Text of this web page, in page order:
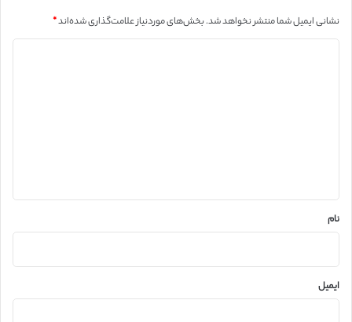
نشانی ایمیل شما منتشر نخواهد شد.بخش‌های موردنیاز علامت‌گذاری شده‌اند*
نام
ایمیل